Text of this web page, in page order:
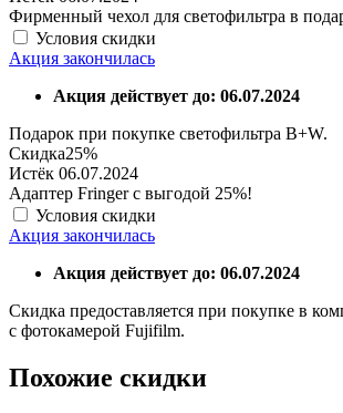
Фирменный чехол для светофильтра в
Условия скидки
Акция закончилась
Акция действует до: 06.07.2024
Подарок при покупке светофильтра B+W.
Скидка25%
Истёк 06.07.2024
Адаптер Fringer с выгодой 25%!
Условия скидки
Акция закончилась
Акция действует до: 06.07.2024
Скидка предоставляется при покупке в
с фотокамерой Fujifilm.
Похожие скидки